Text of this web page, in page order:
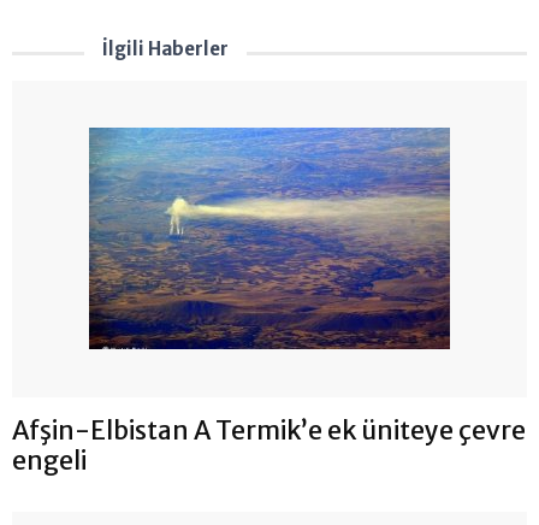
İlgili Haberler
Afşin-Elbistan A Termik’e ek üniteye çevre
engeli